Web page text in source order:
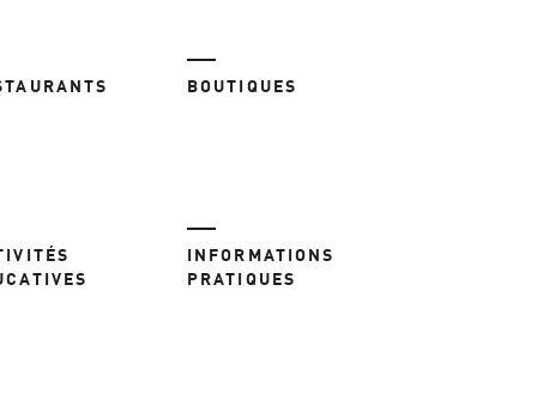
BOUTIQUES
INFORMATIONS
PRATIQUES